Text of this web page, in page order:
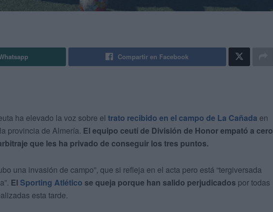
Compartir en Facebook
ha elevado la voz sobre el trato recibido en el campo de La Cañada en
provincia de Almería. El equipo ceutí de División de Honor empató a cero
que les ha privado de conseguir los tres puntos.
una invasión de campo”, que si refleja en el acta pero está “tergiversada
El Sporting Atlético se queja porque han salido perjudicados por todas
esta tarde.